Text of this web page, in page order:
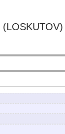
(LOSKUTOV)